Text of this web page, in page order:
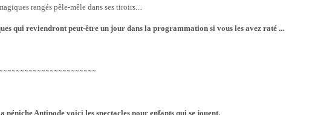
rangés pêle-mêle dans ses tiroirs....
qui reviendront peut-être un jour dans la programmation si vous les avez raté ...
péniche Antipode voici les spectacles pour enfants qui se jouent.